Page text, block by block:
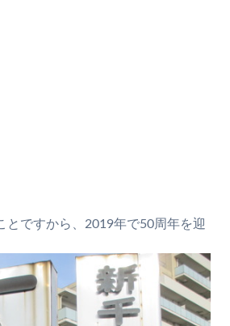
とですから、2019年で50周年を迎